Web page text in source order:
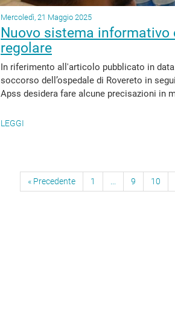
Mercoledì, 21 Maggio 2025
Nuovo sistema informativo
regolare
In riferimento all'articolo pubblicato in
soccorso dell’ospedale di Rovereto in
Apss desidera fare alcune precisazioni in
LEGGI
« Precedente 1 9 10